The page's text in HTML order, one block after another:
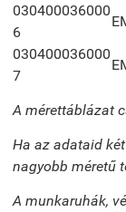
030400036000
6
030400036000
7
A mérettáblázat
Ha az adataid
nagyobb méretű
A munkaruhák,